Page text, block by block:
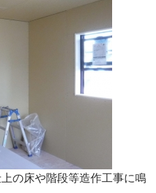
の床や階段等造作工事に鳴